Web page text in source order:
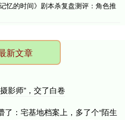
忆的时间》剧本杀复盘测评：角色推
新文章
影师”，交了白卷
了：宅基地档案上，多了个“陌生